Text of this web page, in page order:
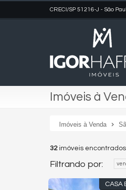
CRECI/SP 51216-J - São
Imóveis à
Imóveis à Venda
32 imóveis encontrados
Filtrando por:
CASA